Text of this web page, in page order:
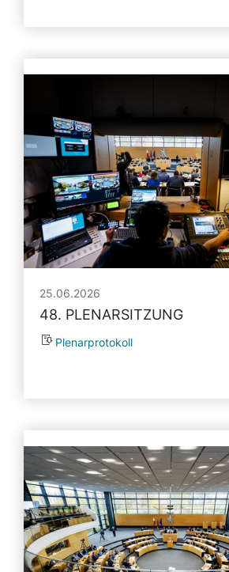
25.06.2026
48. PLENARSITZUNG
Plenarprotokoll